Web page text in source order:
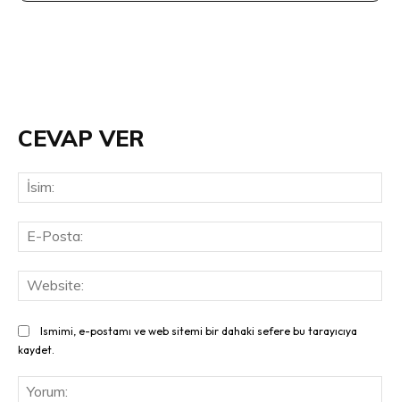
CEVAP VER
Ismimi, e-postamı ve web sitemi bir dahaki sefere bu tarayıcıya
kaydet.